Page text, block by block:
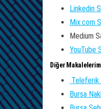
Linkedin
Mix.com
Medium
YouTube
Diğer
Teleferik
Bursa